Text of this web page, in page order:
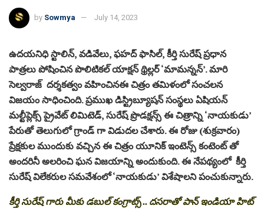
by Sowmya July 14, 2023
ఉదయనిధి స్టాలిన్, వడివేలు, ఫహద్ ఫాసిల్, కీర్తి సురేష్ ప్రధాన
పాత్రలు పోషించిన పొలిటికల్ యాక్షన్ థ్రిల్లర్ ‘మామన్నన్’. మారి
సెల్వరాజ్ దర్శకత్వం వహించినఈ చిత్రం తమిళంలో సంచలన
విజయం సాధించింది. ప్రముఖ డిస్ట్రిబ్యూషన్ సంస్థలు ఏషియన్
మల్టీప్లెక్స్ ప్రైవేట్ లిమిటెడ్, సురేష్ ప్రొడక్షన్స్ ఈ చిత్రాన్ని ‘నాయకుడు’
పేరుతో తెలుగులో గ్రాండ్ గా విడుదల చేశారు. ఈ రోజు (శుక్రవారం)
ప్రేక్షకుల ముందుకు వచ్చిన ఈ చిత్రం యూనిక్ ఇంటెన్స్ కంటెంట్ తో
అందరినీ అలరించి ఘన విజయాన్ని అందుకుంది. ఈ నేపథ్యంలో కీర్తి
సురేష్ విలేకరుల సమవేశంలో ‘నాయకుడు’ విశేషాలని పంచుకున్నారు.
కీర్తి సురేష్ గారు మీకు డబుల్ కంగ్రాట్స్ .. దసరాతో పాన్ ఇండియా హిట్